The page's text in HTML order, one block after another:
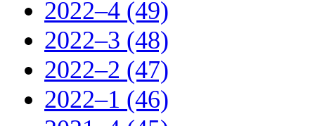
2022–4 (49)
2022–3 (48)
2022–2 (47)
2022–1 (46)